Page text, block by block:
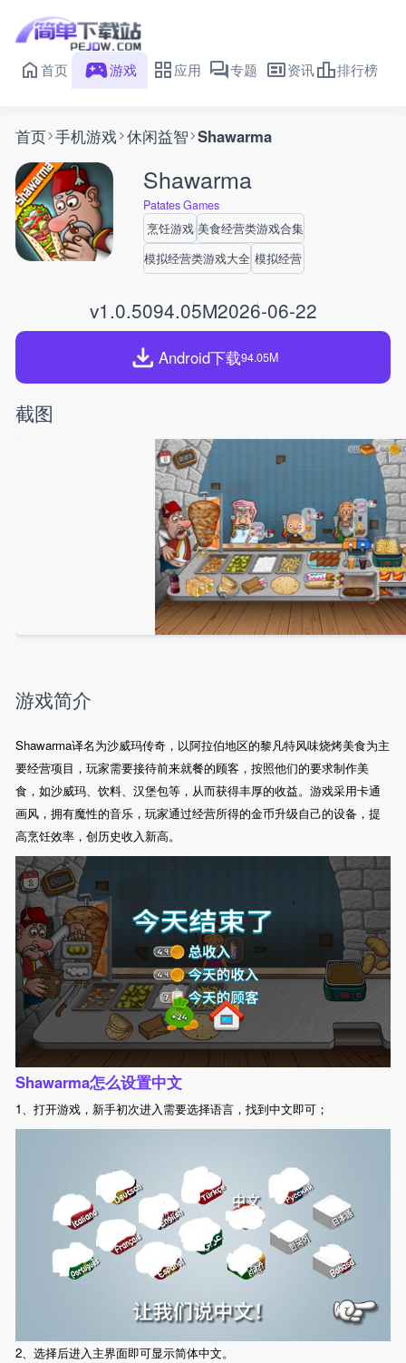
首页 游戏 应用 专题 资讯 排行榜
首页 手机游戏 休闲益智 Shawarma
Shawarma
Patates Games
烹饪游戏 美食经营类游戏合集
模拟经营类游戏大全 模拟经营
v1.0.5094.05M2026-06-22
Android下载94.05M
截图
游戏简介
Shawarma译名为沙威玛传奇，以阿拉伯地区的黎凡特风味烧烤美食为主
要经营项目，玩家需要接待前来就餐的顾客，按照他们的要求制作美
食，如沙威玛、饮料、汉堡包等，从而获得丰厚的收益。游戏采用卡通
画风，拥有魔性的音乐，玩家通过经营所得的金币升级自己的设备，提
高烹饪效率，创历史收入新高。
Shawarma怎么设置中文
1、打开游戏，新手初次进入需要选择语言，找到中文即可；
2、选择后进入主界面即可显示简体中文。